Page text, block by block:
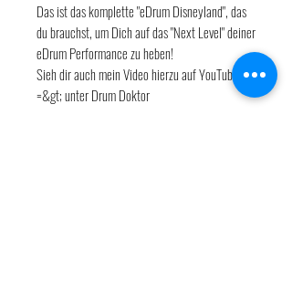
Das ist das komplette "eDrum Disneyland", das
du brauchst, um Dich auf das "Next Level" deiner
eDrum Performance zu heben!
Sieh dir auch mein Video hierzu auf YouTube an
=&gt; unter Drum Doktor